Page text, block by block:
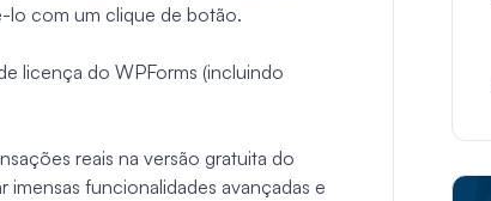
lo com um clique de botão.
licença do WPForms (incluindo
reais na versão gratuita do
imensas funcionalidades avançadas e